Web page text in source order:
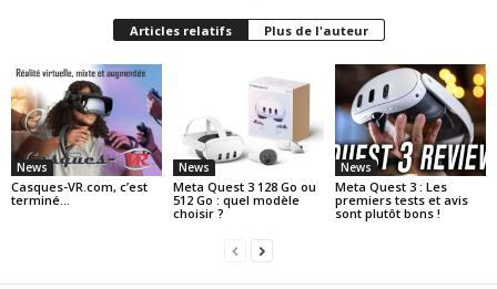
Articles relatifs Plus de l'auteur
News
Casques-VR.com, c’est
terminé…
News
Meta Quest 3 128 Go ou
512 Go : quel modèle
choisir ?
News
Meta Quest 3 : Les
premiers tests et avis
sont plutôt bons !